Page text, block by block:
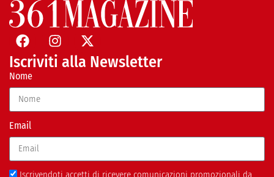
Iscriviti alla Newsletter
Nome
Email
Iscrivendoti accetti di ricevere comunicazioni promozionali da